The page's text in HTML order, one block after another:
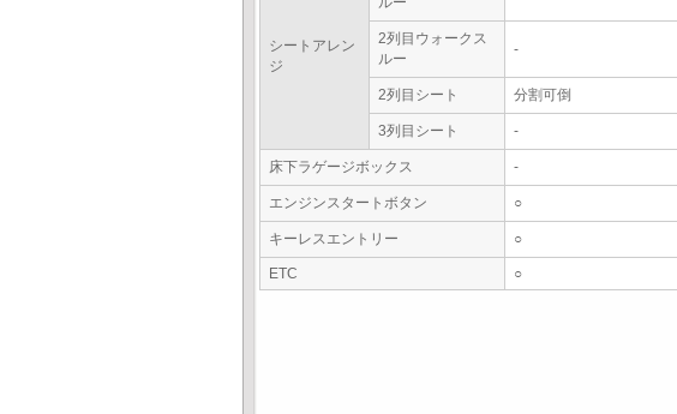
シートアレン
ジ
2列目ウォークス
ルー
-
2列目シート 分割可倒
3列目シート -
床下ラゲージボックス -
エンジンスタートボタン ○
キーレスエントリー ○
ETC ○